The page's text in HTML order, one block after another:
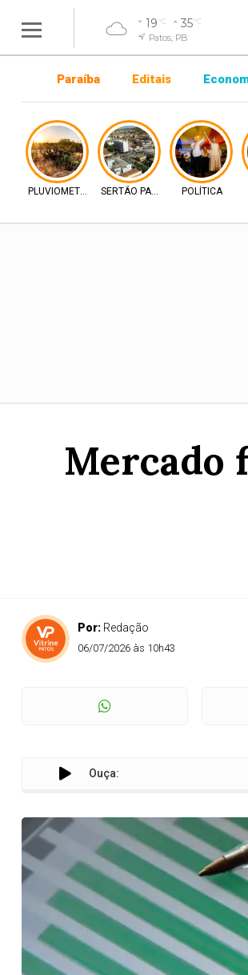
19°C 35°C
Patos, PB
Paraíba Editais
PLUVIOMETRIA SERTÃO PARAIBANOPOLÍTICA
Mercado
Por: Redação
06/07/2026 às 10h43
Ouça: